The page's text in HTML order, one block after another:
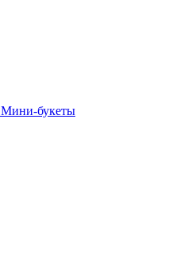
Мини-букеты